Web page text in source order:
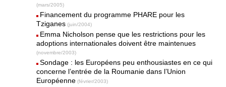
(mars/2005)
Financement du programme PHARE pour les
Tziganes (juin/2004)
Emma Nicholson pense que les restrictions pour les
adoptions internationales doivent être maintenues
(novembre/2003)
Sondage : les Européens peu enthousiastes en ce qui
concerne l’entrée de la Roumanie dans l’Union
Européenne (février/2003)